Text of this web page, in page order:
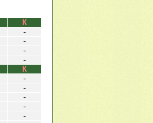
К
-
-
-
-
К
-
-
-
-
-